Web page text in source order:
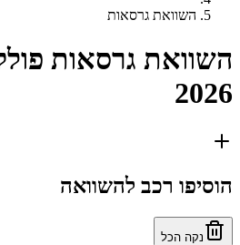
השוואת גרסאות
השוואת גרסאות
2026
הוסיפו רכב להשוואה
נקה הכל